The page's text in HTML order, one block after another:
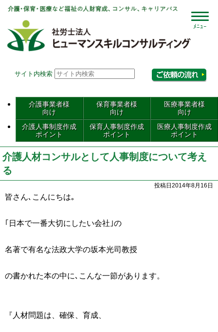
サイト内検索
介護事業者様
向け
保育事業者様
向け
医療事業者様
向け
介護人事制度作成
ポイント
保育人事制度作成
ポイント
医療人事制度作成
ポイント
介護人材コンサルとして人事制度について考え
る
投稿日2014年8月16日
皆さん､こんにちは｡
｢日本で一番大切にしたい会社｣の
名著で有名な法政大学の坂本光司教授
の書かれた本の中に､こんな一節があります。
『人材問題は、確保、育成、